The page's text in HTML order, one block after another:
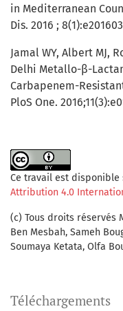
in Mediterranean
Dis. 2016 ;
Jamal WY, Albert MJ,
Delhi Metallo-β-
Carbapenem-
PloS One.
Ce travail est disponible
Attribution 4.0
(c) Tous droits réservés
Ben Mesbah, Sameh
Soumaya Ketata, Olfa
Téléchargements